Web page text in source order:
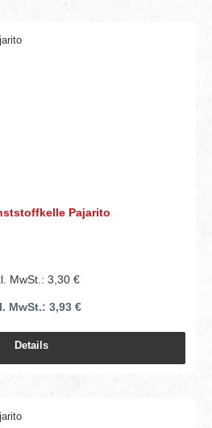
Pajarito
MwSt.: 3,30 €
MwSt.: 3,93 €
Details